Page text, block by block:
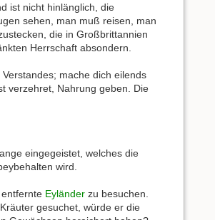
ist nicht hinlänglich, die
sehen, man muß reisen, man
die in Großbrittannien
Herrschaft absondern.
mache dich eilends
verzehret, Nahrung geben. Die
eingegeistet, welches die
wird.
Eyländer zu besuchen.
gesuchet, würde er die